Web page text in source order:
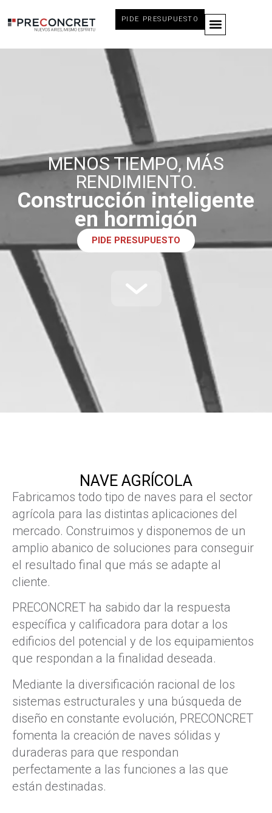
PIDE PRESUPUESTO
MENOS TIEMPO, MÁS
RENDIMIENTO.
Construcción inteligente
en hormigón
PIDE PRESUPUESTO
NAVE AGRÍCOLA
Fabricamos todo tipo de naves para el sector
agrícola para las distintas aplicaciones del
mercado. Construimos y disponemos de un
amplio abanico de soluciones para conseguir
el resultado final que más se adapte al
cliente.
PRECONCRET ha sabido dar la respuesta
específica y calificadora para dotar a los
edificios del potencial y de los equipamientos
que respondan a la finalidad deseada.
Mediante la diversificación racional de los
sistemas estructurales y una búsqueda de
diseño en constante evolución, PRECONCRET
fomenta la creación de naves sólidas y
duraderas para que respondan
perfectamente a las funciones a las que
están destinadas.